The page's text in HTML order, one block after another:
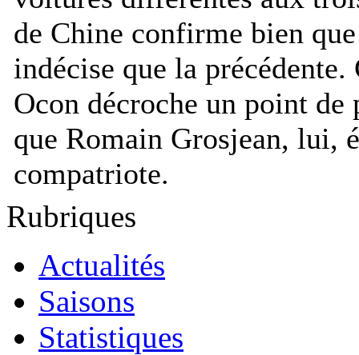
de Chine confirme bien
indécise que la
Ocon décroche un point de
que Romain Grosjean, lui,
compatriote.
Rubriques
Actualités
Saisons
Statistiques